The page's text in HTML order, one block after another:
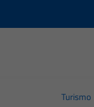
Turismo